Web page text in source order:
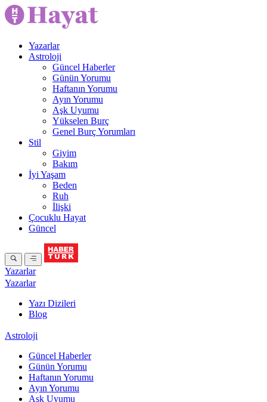
Yazarlar
Astroloji
Güncel Haberler
Günün Yorumu
Haftanın Yorumu
Ayın Yorumu
Aşk Uyumu
Yükselen Burç
Genel Burç Yorumları
Stil
Giyim
Bakım
İyi Yaşam
Beden
Ruh
İlişki
Çocuklu Hayat
Güncel
Yazarlar
Yazarlar
Yazı Dizileri
Blog
Astroloji
Güncel Haberler
Günün Yorumu
Haftanın Yorumu
Ayın Yorumu
Aşk Uyumu